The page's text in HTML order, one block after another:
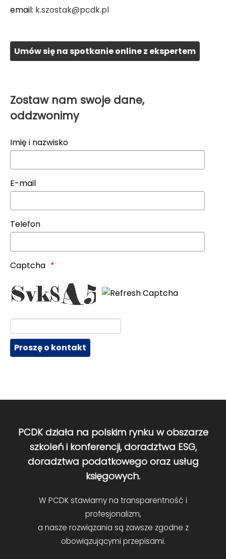
email: k.szostak@pcdk.pl
Umów się na spotkanie online z ekspertem
Zostaw nam swoje dane,
oddzwonimy
Imię i nazwisko
E-mail
Telefon
Captcha
PCDK działa na polskim rynku w obszarze
szkoleń i konferencji, doradztwa ESG,
doradztwa podatkowego oraz usług
księgowych.
W PCDK stawiamy na transparentność i
profesjonalizm,
a nasze rozwiązania są zawsze zgodne z
obowiązującymi przepisami.